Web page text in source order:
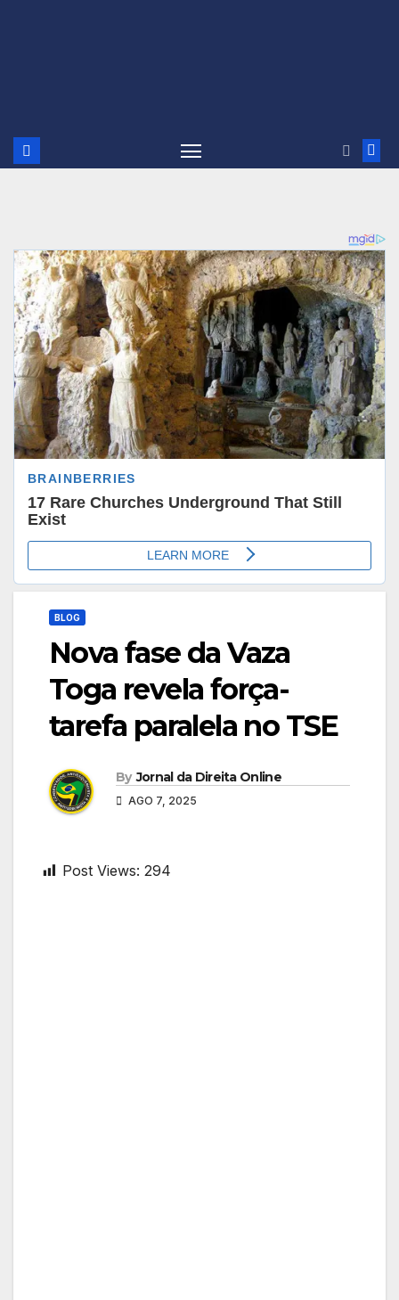
BLOG
Nova fase da Vaza
Toga revela força-
tarefa paralela no TSE
By Jornal da Direita Online
AGO 7, 2025
Post Views: 294